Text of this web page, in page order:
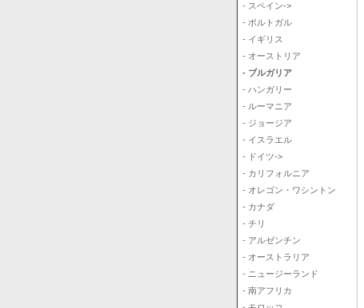
- スペイン->
- ポルトガル
- イギリス
- オーストリア
- ブルガリア
- ハンガリー
- ルーマニア
- ジョージア
- イスラエル
- ドイツ->
- カリフォルニア
- オレゴン・ワシントン
- カナダ
- チリ
- アルゼンチン
- オーストラリア
- ニュージーランド
- 南アフリカ